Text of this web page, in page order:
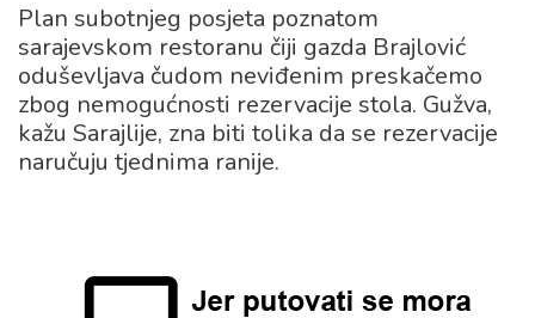
Plan subotnjeg posjeta poznatom
sarajevskom restoranu čiji gazda Brajlović
oduševljava čudom neviđenim preskačemo
zbog nemogućnosti rezervacije stola. Gužva,
kažu Sarajlije, zna biti tolika da se rezervacije
naručuju tjednima ranije.